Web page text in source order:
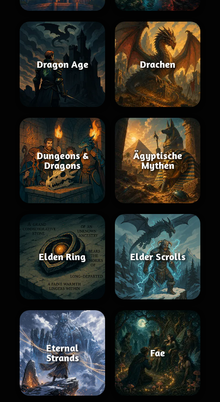
Dragon Age Drachen
Dungeons &
Dragons
Ägyptische
Mythen
Elden Ring Elder Scrolls
Eternal
Strands
Fae